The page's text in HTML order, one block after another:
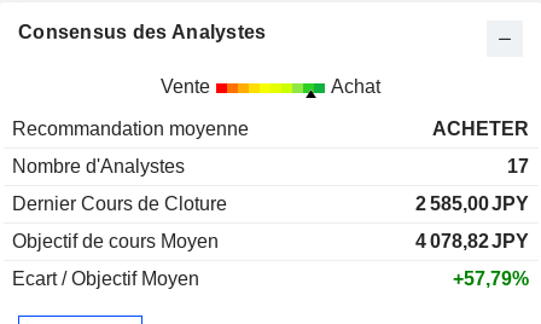
Consensus des Analystes
Vente Achat
Recommandation moyenne
ACHETER
Nombre d'Analystes
17
Dernier Cours de Cloture
2 585,00JPY
Objectif de cours Moyen
4 078,82JPY
Ecart / Objectif Moyen
+57,79%